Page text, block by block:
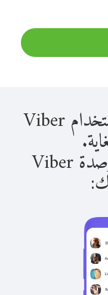
الاتصال على إيران باستخدام Viber
بمجرد حصولك على أرصدة Viber